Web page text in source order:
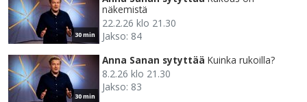
30 min
näkemistä
22.2.26 klo 21.30
Jakso: 84
30 min
Anna Sanan sytyttää Kuinka rukoilla?
8.2.26 klo 21.30
Jakso: 83